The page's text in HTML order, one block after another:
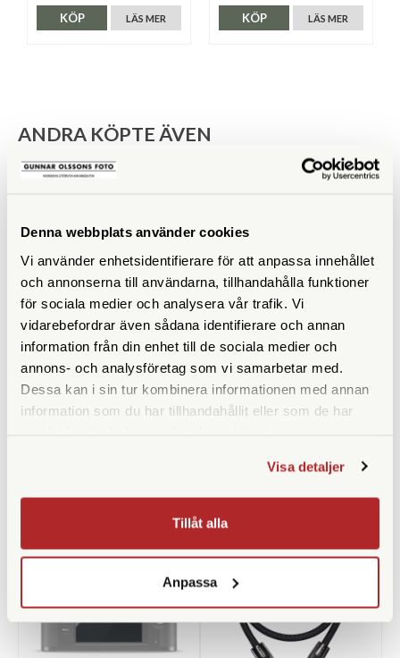
Denna webbplats använder cookies
Vi använder enhetsidentifierare för att anpassa innehållet
och annonserna till användarna, tillhandahålla funktioner
för sociala medier och analysera vår trafik. Vi
vidarebefordrar även sådana identifierare och annan
information från din enhet till de sociala medier och
annons- och analysföretag som vi samarbetar med.
Dessa kan i sin tur kombinera informationen med annan
information som du har tillhandahållit eller som de har
Visa detaljer
Tillåt alla
Anpassa
LÄS MER
KÖP LÄS MER
KÖP
ANDRA KÖPTE ÄVEN
Leica
(19671)
LÄS MER
KÖP
Leica
Skärmskydd Size 3 (SL2, SL3)
(19624)
LÄS MER
KÖP